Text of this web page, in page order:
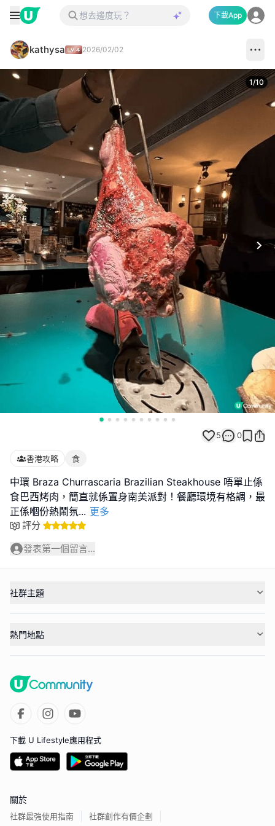
下載App
kathysa 2026/02/02
1/10
5 0
香港攻略 食
中環 Braza Churrascaria Brazilian Steakhouse 唔單止係
食巴西烤肉，簡直就係置身南美派對！餐廳環境有格調，最
正係嗰份熱鬧氛... 更多
評分
發表第一個留言...
社群主題
熱門地點
下載 U Lifestyle應用程式
關於
社群最強使用指南 社群創作有價企劃